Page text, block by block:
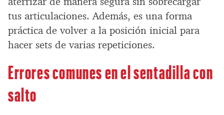
tus articulaciones. Además, es una forma
práctica de volver a la posición inicial para
hacer sets de varias repeticiones.
Errores comunes en el sentadilla con
salto